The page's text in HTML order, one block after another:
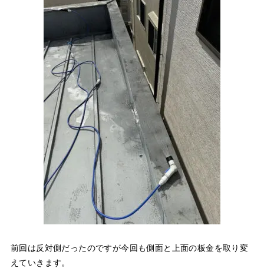
前回は反対側だったのですが今回も側面と上面の板金を取り変
えていきます。